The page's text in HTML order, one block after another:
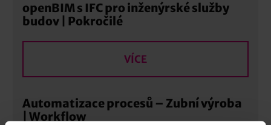
openBIM s IFC pro inženýrské služby
budov | Pokročilé
VÍCE
Automatizace procesů – Zubní výroba
| Workflow